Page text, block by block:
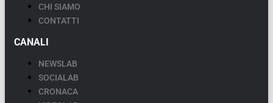
CHI SIAMO
CONTATTI
CANALI
NEWSLAB
SOCIALAB
CRONACA